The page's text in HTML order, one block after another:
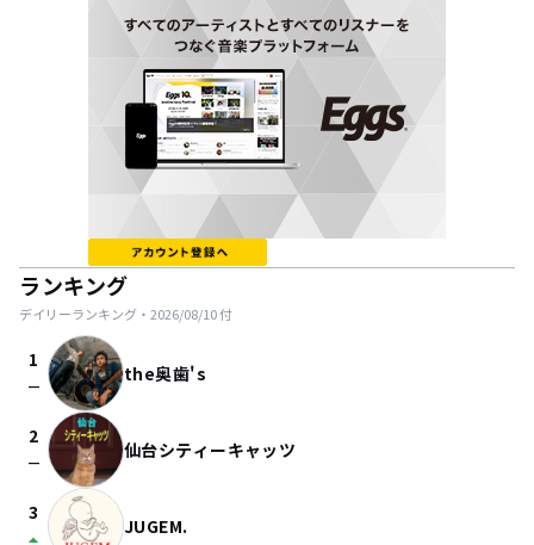
ランキング
デイリーランキング・ 2026/08/10付
1
check_indeterminate_small the奥歯's
2
check_indeterminate_small 仙台シティーキャッツ
3
JUGEM.